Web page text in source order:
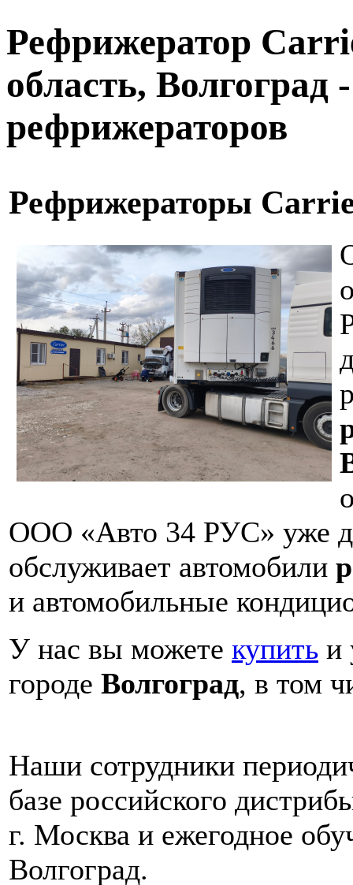
Рефрижератор
область, Волгоград
рефрижераторов
Рефрижераторы
ООО «Авто 34 РУС» уже
обслуживает автомобили
и автомобильные
У нас вы можете купить и
городе Волгоград, в том
Наши сотрудники
базе российского
г. Москва и ежегодное
Волгоград.